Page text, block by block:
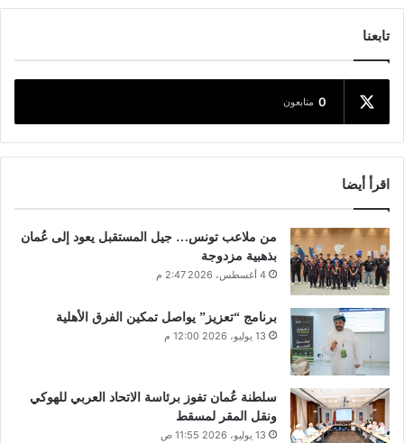
تابعنا
0 متابعون
اقرأ أيضا
من ملاعب تونس… جيل المستقبل يعود إلى عُمان
بذهبية مزدوجة
4 أغسطس، 2026 2:47 م
برنامج “تعزيز” يواصل تمكين الفرق الأهلية
13 يوليو، 2026 12:00 م
سلطنة عُمان تفوز برئاسة الاتحاد العربي للهوكي
ونقل المقر لمسقط
13 يوليو، 2026 11:55 ص